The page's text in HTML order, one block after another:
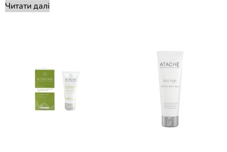
Читати далі